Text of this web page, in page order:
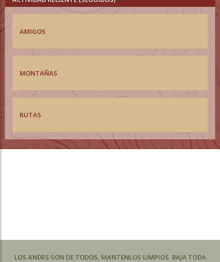
AMIGOS
MONTAÑAS
RUTAS
LOS ANDES SON DE TODOS, MANTENLOS LIMPIOS. BAJA TODA